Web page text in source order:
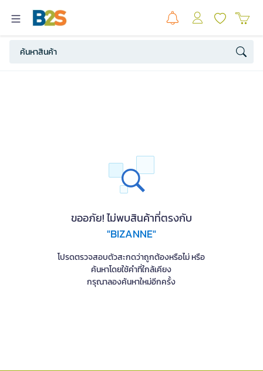
ขออภัย! ไม่พบสินค้าที่ตรงกับ
"BIZANNE"
โปรดตรวจสอบตัวสะกดว่าถูกต้องหรือไม่ หรือ
ค้นหาโดยใช้คำที่ใกล้เคียง
กรุณาลองค้นหาใหม่อีกครั้ง